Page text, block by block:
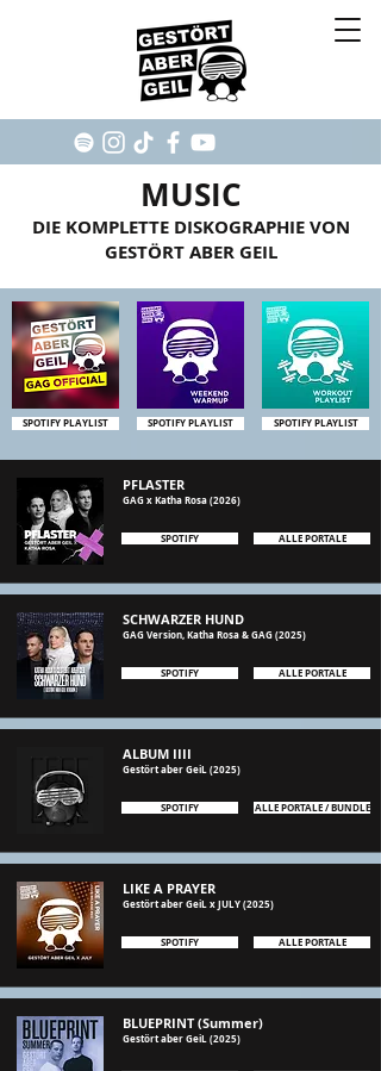
MUSIC
DIE KOMPLETTE DISKOGRAPHIE VON
GESTÖRT ABER GEIL
SPOTIFY PLAYLIST SPOTIFY PLAYLIST SPOTIFY PLAYLIST
PFLASTER
GAG x Katha Rosa (2026)
SPOTIFY ALLE PORTALE
SCHWARZER HUND
GAG Version, Katha Rosa & GAG (2025)
SPOTIFY ALLE PORTALE
ALBUM IIII
Gestört aber GeiL (2025)
SPOTIFY ALLE PORTALE / BUNDLE
LIKE A PRAYER
Gestört aber GeiL x JULY (2025)
SPOTIFY ALLE PORTALE
BLUEPRINT (Summer)
Gestört aber GeiL (2025)